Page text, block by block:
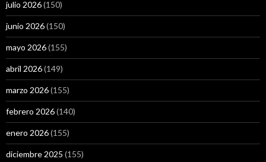
julio 2026(150)
junio 2026(150)
mayo 2026(155)
abril 2026(149)
marzo 2026(155)
febrero 2026(140)
enero 2026(155)
diciembre 2025 (155)